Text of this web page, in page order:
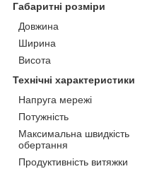
Габаритні розміри
Довжина
Ширина
Висота
Технічні характеристики
Напруга мережі
Потужність
Максимальна швидкість
обертання
Продуктивність витяжки